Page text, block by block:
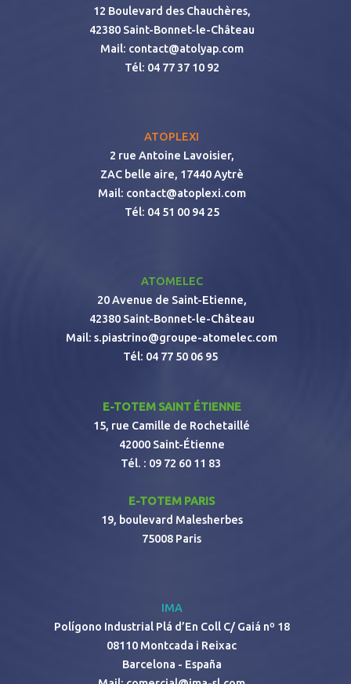
12 Boulevard des Chauchères,
42380 Saint-Bonnet-le-Château
Mail: contact@atolyap.com
Tél: 04 77 37 10 92
ATOPLEXI
2 rue Antoine Lavoisier,
ZAC belle aire, 17440 Aytrè
Mail: contact@atoplexi.com
Tél: 04 51 00 94 25
ATOMELEC
20 Avenue de Saint-Etienne,
42380 Saint-Bonnet-le-Château
Mail: s.piastrino@groupe-atomelec.com
Tél: 04 77 50 06 95
E-TOTEM SAINT ÉTIENNE
15, rue Camille de Rochetaillé
42000 Saint-Étienne
Tél. : 09 72 60 11 83
E-TOTEM PARIS
19, boulevard Malesherbes
75008 Paris
IMA
Polígono Industrial Plá d’En Coll C/ Gaiá nº 18
08110 Montcada i Reixac
Barcelona - España